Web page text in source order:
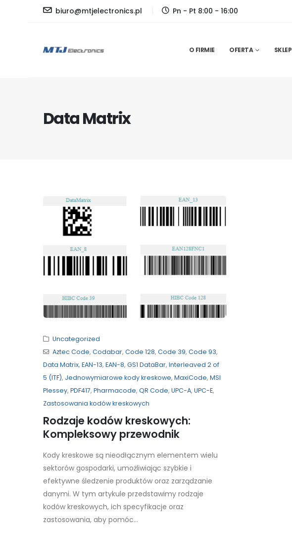
biuro@mtjelectronics.pl Pn - Pt 8:00 - 16:00
O FIRMIE OFERTA SKLEP
Data Matrix
Uncategorized
Aztec Code, Codabar, Code 128, Code 39, Code 93,
Data Matrix, EAN-13, EAN-8, GS1 DataBar, Interleaved 2 of
5 (ITF), Jednowymiarowe kody kreskowe, MaxiCode, MSI
Plessey, PDF417, Pharmacode, QR Code, UPC-A, UPC-E,
Zastosowania kodów kreskowych
Rodzaje kodów kreskowych:
Kompleksowy przewodnik
Kody kreskowe są nieodłącznym elementem wielu
sektorów gospodarki, umożliwiając szybkie i
efektywne śledzenie produktów oraz zarządzanie
danymi. W tym artykule przedstawimy rodzaje
kodów kreskowych, ich specyfikacje oraz
zastosowania, aby pomóc...